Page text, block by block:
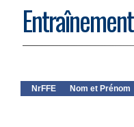
Entraînement
NrFFE Nom et Prénom